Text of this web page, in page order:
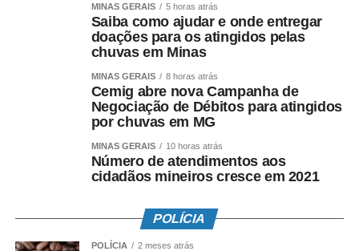
MINAS GERAIS 5 horas atrás
Saiba como ajudar e onde entregar
doações para os atingidos pelas
chuvas em Minas
MINAS GERAIS 8 horas atrás
Cemig abre nova Campanha de
Negociação de Débitos para atingidos
por chuvas em MG
MINAS GERAIS 10 horas atrás
Número de atendimentos aos
cidadãos mineiros cresce em 2021
POLÍCIA
POLÍCIA 2 meses atrás